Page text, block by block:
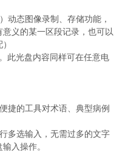
动态图像录制、存储功能，
义的某一区段记录，也可以
此光盘内容同样可在任意电
捷的工具对术语、典型病例
多选输入，无需过多的文字
入操作。